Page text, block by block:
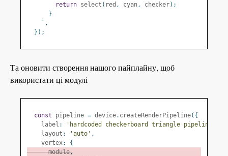
return select ( red , cyan , checker);
}
`,
});
Та оновити створення нашого пайплайну, щоб
використати ці модулі
const pipeline = device. createRenderPipeline({
    label
: 'hardcoded checkerboard triangle pipeline'
    layout
: 'auto' ,
    vertex
:
{
      module
,